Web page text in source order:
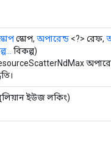
স্কোপ, অপারেন্ড <?> রেফ,
বিকল্প)
ইউজ লকিং)